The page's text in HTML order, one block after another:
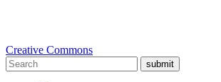
Creative Commons
submit